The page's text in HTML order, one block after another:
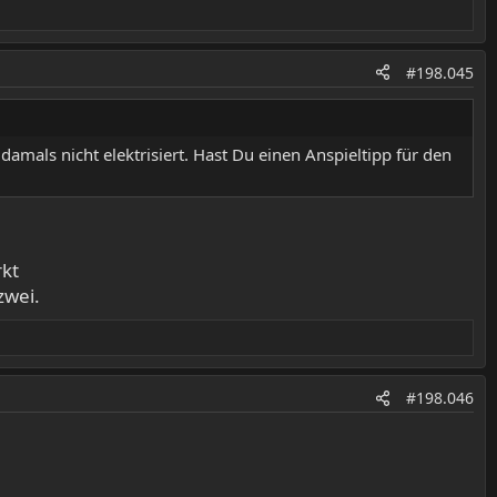
#198.045
nicht elektrisiert. Hast Du einen Anspieltipp für den
#198.046